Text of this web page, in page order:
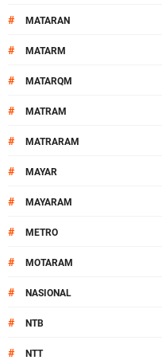
# MATARAN
# MATARM
# MATARQM
# MATRAM
# MATRARAM
# MAYAR
# MAYARAM
# METRO
# MOTARAM
# NASIONAL
# NTB
# NTT